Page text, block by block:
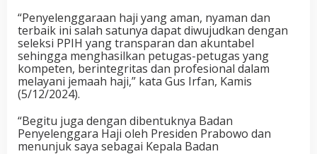
“Penyelenggaraan haji yang aman, nyaman dan
terbaik ini salah satunya dapat diwujudkan dengan
seleksi PPIH yang transparan dan akuntabel
sehingga menghasilkan petugas-petugas yang
kompeten, berintegritas dan profesional dalam
melayani jemaah haji,” kata Gus Irfan, Kamis
(5/12/2024).
“Begitu juga dengan dibentuknya Badan
Penyelenggara Haji oleh Presiden Prabowo dan
menunjuk saya sebagai Kepala Badan